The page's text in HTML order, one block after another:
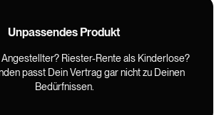
Unpassendes Produkt
Angestellter? Riester-Rente als Kinderlose?
passt Dein Vertrag gar nicht zu Deinen
Bedürfnissen.